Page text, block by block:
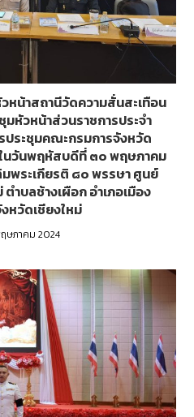
น้าสถานีวัดความสั่นสะเทือน
มหัวหน้าส่วนราชการประจำ
ประชุมคณะกรมการจังหวัด
นวันพฤหัสบดีที่ ๓๐ พฤษภาคม
พระเกียรติ ๘๐ พรรษา ศูนย์
ำบลช้างเผือก อำเภอเมือง
หวัดเชียงใหม่
ษภาคม 2024